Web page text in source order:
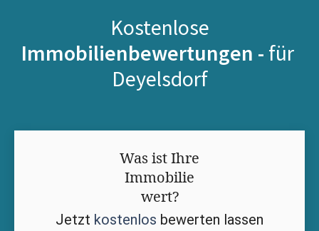
Kostenlose
Immobilienbewertungen - für
Deyelsdorf
Was ist Ihre
Immobilie
wert?
Jetzt kostenlos bewerten lassen